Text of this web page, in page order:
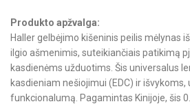
Produkto apžvalga:
Haller gelbėjimo kišeninis peilis mėlynas
ilgio ašmenimis, suteikiančiais patikimą
kasdienėms užduotims. Šis universalus
kasdieniam nešiojimui (EDC) ir
funkcionalumą. Pagamintas Kinijoje, šis